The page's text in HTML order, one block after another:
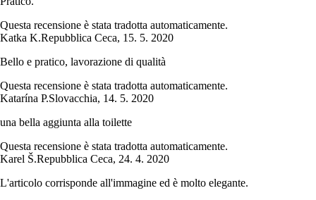
Questa recensione è stata tradotta automaticamente.
Katka K.Repubblica Ceca, 15. 5. 2020
Bello e pratico, lavorazione di qualità
Questa recensione è stata tradotta automaticamente.
Katarína P.Slovacchia, 14. 5. 2020
una bella aggiunta alla toilette
Questa recensione è stata tradotta automaticamente.
Karel Š.Repubblica Ceca, 24. 4. 2020
L'articolo corrisponde all'immagine ed è molto elegante.